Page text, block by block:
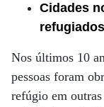
Cidades
refugiados
Nos últimos 10
pessoas foram
refúgio em